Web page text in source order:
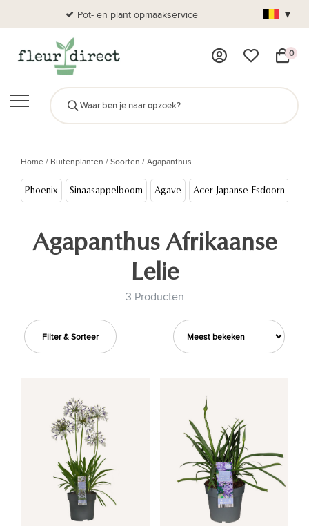
Pot- en plant opmaakservice ▾
0
Home/ Buitenplanten /Soorten /Agapanthus
Phoenix Sinaasappelboom Agave Acer Japanse Esdoorn
Agapanthus Afrikaanse
Lelie
3 Producten
Filter & Sorteer